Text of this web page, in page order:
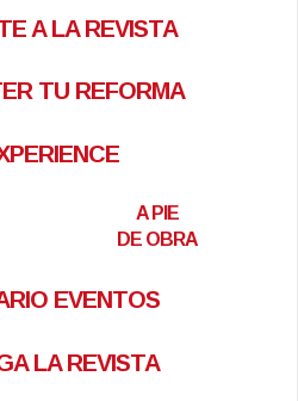
A LA REVISTA
TU REFORMA
A PIE
DE OBRA
EVENTOS
LA REVISTA